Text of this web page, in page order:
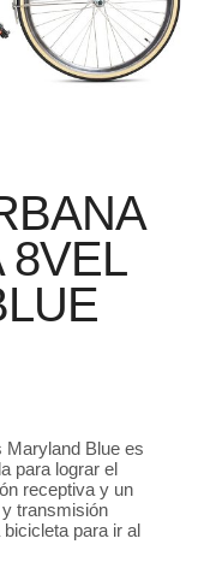
8VEL
Maryland Blue es
para lograr el
receptiva y un
transmisión
para ir al